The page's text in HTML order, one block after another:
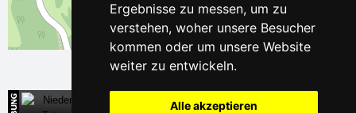
Ergebnisse zu messen, um zu
verstehen, woher unsere Besucher
kommen oder um unsere Website
weiter zu entwickeln.
Alle akzeptieren
Leaflet | ©OpenStreetMapcontributors
Niedere Tatra